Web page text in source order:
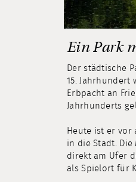
Ein Park
Der städtische
15. Jahrhundert
Erbpacht an
Jahrhunderts
Heute ist er vor
in die Stadt.
direkt am Ufer
als Spielort für